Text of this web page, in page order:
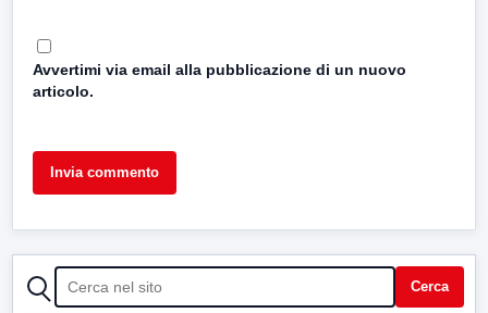
Avvertimi via email alla pubblicazione di un nuovo
articolo.
CERCA Cerca